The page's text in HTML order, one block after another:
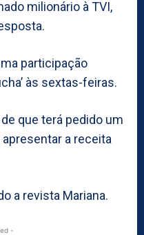
milionário à TVI,
participação
às sextas-feiras.
que terá pedido um
a receita
a revista Mariana.
-